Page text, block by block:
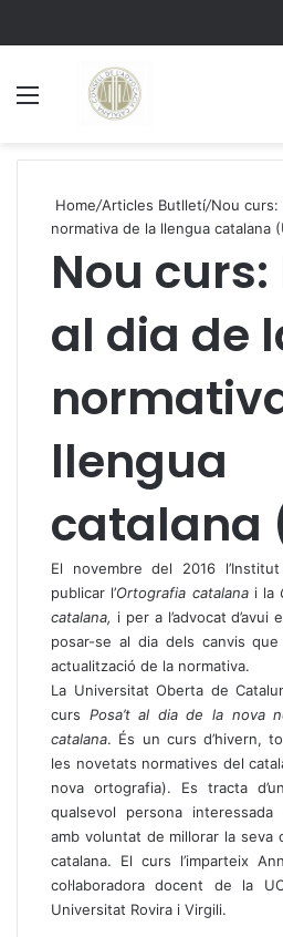
Home/Articles Butlletí/Nou curs:
normativa de la llengua catalana
Nou curs:
al dia de
llengua
catalana
El novembre del 2016
publicar l’Ortografia catalanai la
catalana, i per a l’advocat
posar-se al dia dels canvis
actualització de la normativa.
La Universitat Oberta de
curs Posa’t al dia de la nova
catalana. És un curs d’hivern,
les novetats normatives del
nova ortografia). Es tracta
qualsevol persona
amb voluntat de millorar la seva
catalana. El curs l’imparteix
col·laboradora docent de la
Universitat Rovira i Virgili.